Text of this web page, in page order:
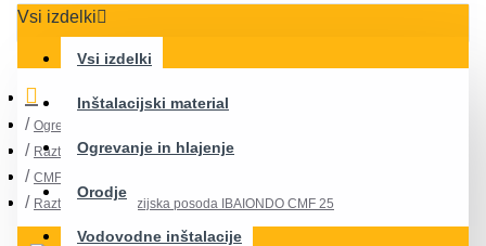
Vsi izdelki
Vsi izdelki
Inštalacijski material
Ogrevanje in hlajenje
Orodje
Vodovodne inštalacije
Ogrevanje in hlajenje
Raztezne posode
CMF
Raztezna ekspanzijska posoda IBAIONDO CMF 25